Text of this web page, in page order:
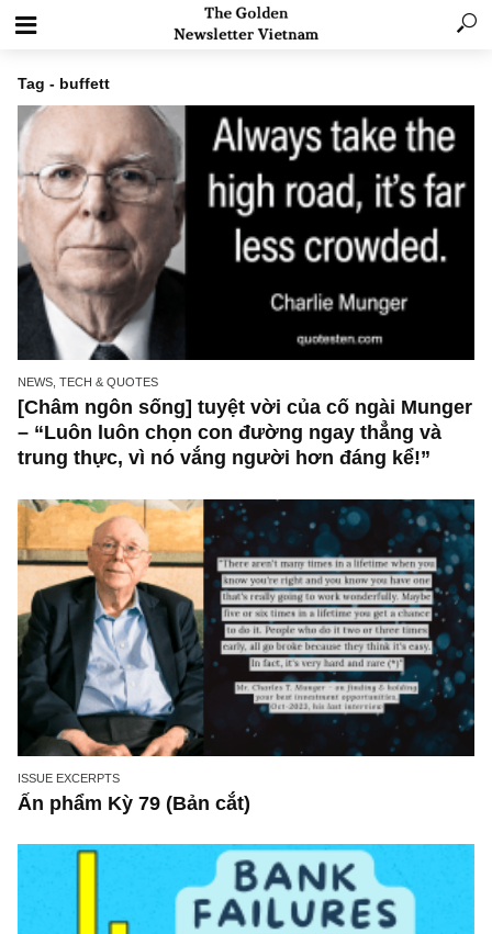
Tag - buffett
NEWS, TECH & QUOTES
[Châm ngôn sống] tuyệt vời của cố ngài
trung thực, vì nó vắng người hơn đáng kể!”
Ấn phẩm Kỳ 79 (Bản cắt)